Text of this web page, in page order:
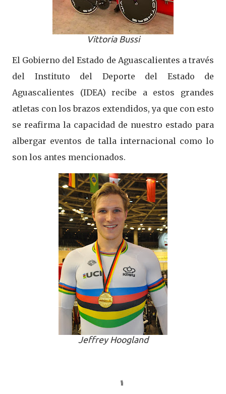
Vittoria Bussi
El Gobierno del Estado de Aguascalientes a través
del Instituto del Deporte del Estado de
Aguascalientes (IDEA) recibe a estos grandes
atletas con los brazos extendidos, ya que con esto
se reafirma la capacidad de nuestro estado para
albergar eventos de talla internacional como lo
son los antes mencionados.
Jeffrey Hoogland